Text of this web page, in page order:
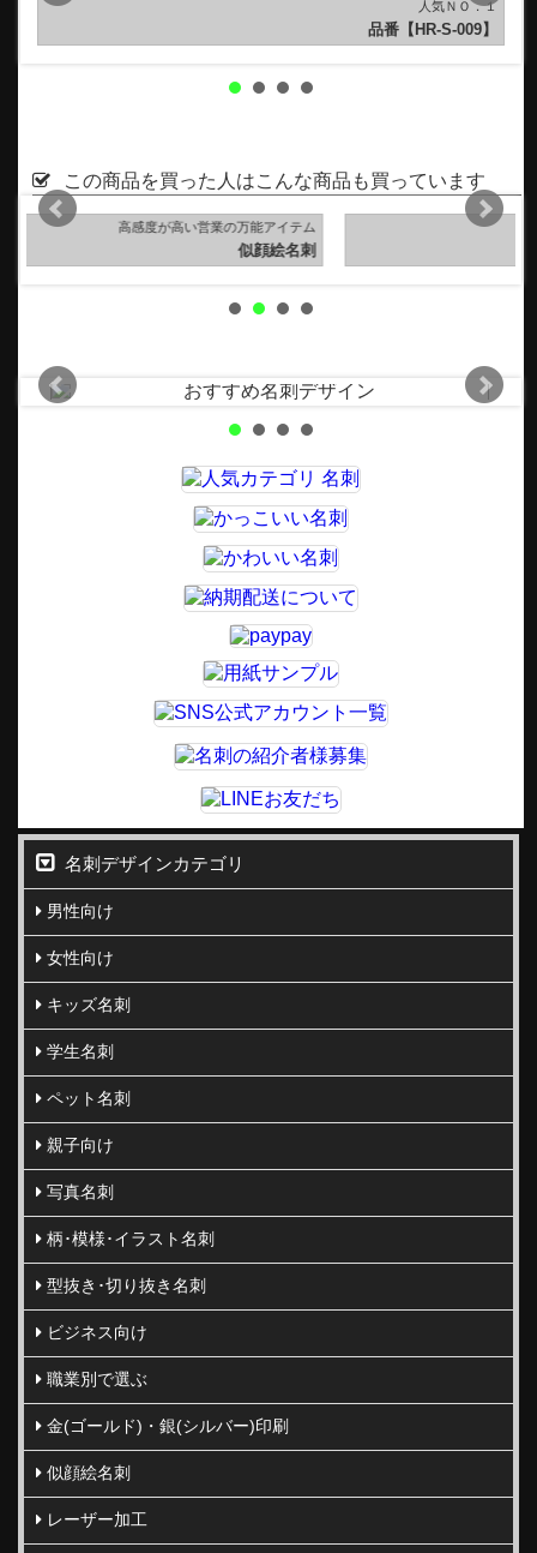
人気ＮＯ．１
品番【NI-
この商品を買った人はこんな商品も買っています
ロゴを入稿して作成
名刺デザインカテゴリ
男性向け
女性向け
キッズ名刺
学生名刺
ペット名刺
親子向け
写真名刺
柄･模様･イラスト名刺
型抜き･切り抜き名刺
ビジネス向け
職業別で選ぶ
金(ゴールド)・銀(シルバー)印刷
似顔絵名刺
レーザー加工